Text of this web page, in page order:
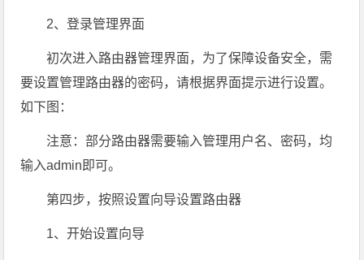
2、登录管理界面
初次进入路由器管理界面，为了保障设备安全，需
要设置管理路由器的密码，请根据界面提示进行设置。
如下图：
注意：部分路由器需要输入管理用户名、密码，均
输入admin即可。
第四步，按照设置向导设置路由器
1、开始设置向导